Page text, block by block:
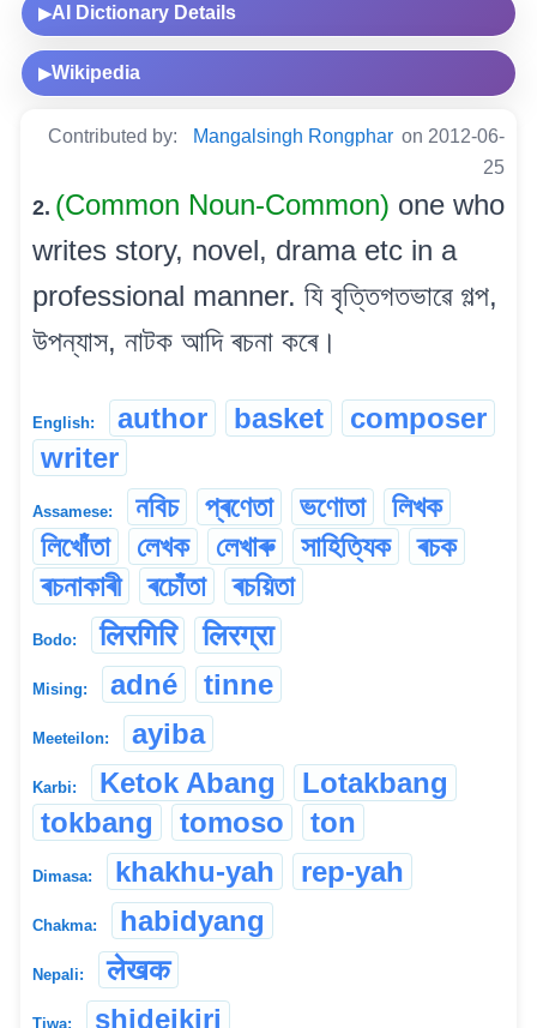
▶AI Dictionary Details
▶Wikipedia
Contributed by: Mangalsingh Rongphar on 2012-06-
25
2. (Common Noun-Common) one who
writes story, novel, drama etc in a
professional manner. যি বৃত্তিগতভাৱে গল্প,
উপন্যাস, নাটক আদি ৰচনা কৰে।
English: author basket
composer
writer
Assamese: নবিচ প্ৰণেতা ভণোতা
লিখক
লিখোঁতা
লেখক লেখাৰু সাহিত্যিক
ৰচক
ৰচনাকাৰী
ৰচোঁতা ৰচয়িতা
Bodo: लिरगिरि लिरग्रा
Mising: adné tinne
Meeteilon: ayiba
Karbi: Ketok Abang
Lotakbang
tokbang
tomoso ton
Dimasa: khakhu-yah rep-yah
Chakma: habidyang
Nepali: लेखक
Tiwa: shideikiri